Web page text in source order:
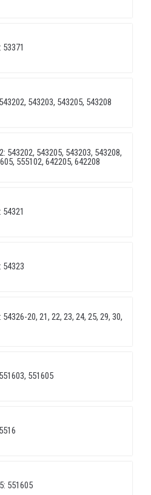
543203, 543205, 543208
543202, 543205, 543203, 543208,
555102, 642205, 642208
20, 21, 22, 23, 24, 25, 29, 30,
551605
551605